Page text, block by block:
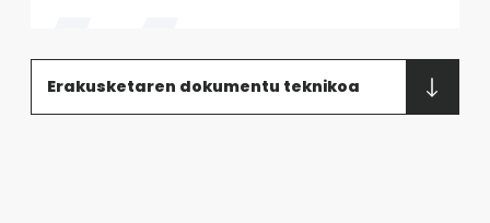
Erakusketaren dokumentu teknikoa